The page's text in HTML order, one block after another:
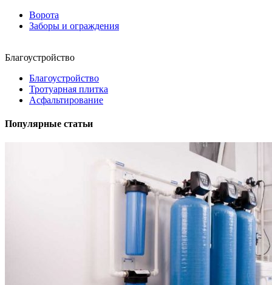
Ворота
Заборы и ограждения
Благоустройство
Благоустройство
Тротуарная плитка
Асфальтирование
Популярные статьи